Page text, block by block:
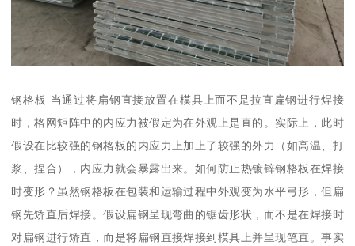
钢格板 当通过将扁钢直接放置在模具上而不是拉直扁钢进行焊接
时，格网矩阵中的内应力被假定为在外观上是直的。实际上，此时
假设在比较强的钢格板的内应力上加上了较强的外力（如高温、打
浆、捏合），内应力就会暴露出来。如何防止热镀锌钢格板在焊接
时变形？虽然钢格板在包装和运输过程中外观变为水平弓形，但扁
钢先矫直后焊接。假设扁钢呈现弯曲的锯齿形状，而不是在焊接时
对扁钢进行矫直，而是将扁钢直接焊接到模具上并呈现笔直。事实